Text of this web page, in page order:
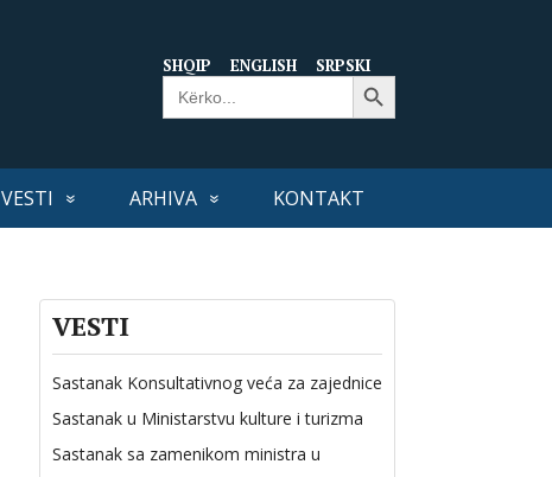
SHQIP ENGLISH SRPSKI
Search
for:
Search Button
VESTI ARHIVA KONTAKT
VESTI
Sastanak Konsultativnog veća za zajednice
Sastanak u Ministarstvu kulture i turizma
Sastanak sa zamenikom ministra u